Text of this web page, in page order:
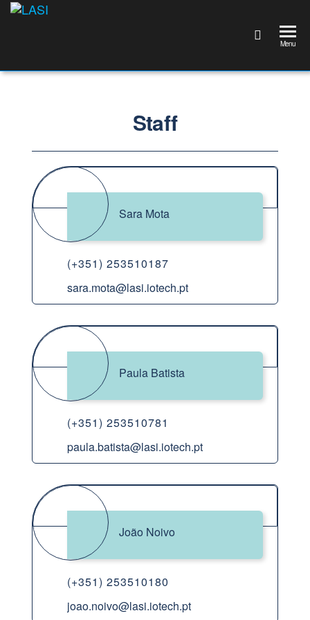
Inteligentes
Menu
Staff
Sara Mota
(+351) 253510187
sara.mota@lasi.iotech.pt
Paula Batista
(+351) 253510781
paula.batista@lasi.iotech.pt
João Noivo
(+351) 253510180
joao.noivo@lasi.iotech.pt